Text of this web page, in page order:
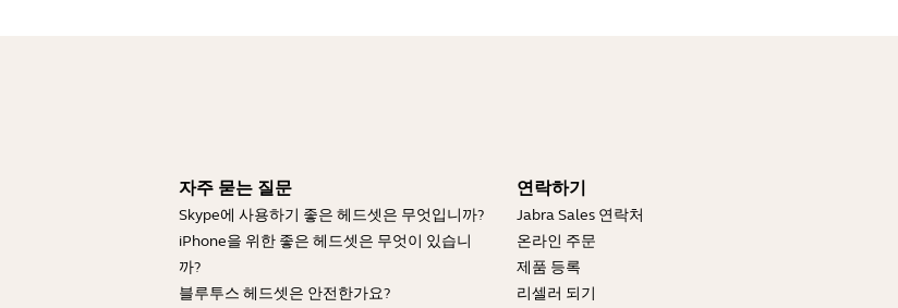
자주 묻는 질문
Skype에 사용하기 좋은 헤드셋은 무엇입니까?
iPhone을 위한 좋은 헤드셋은 무엇이 있습니
까?
블루투스 헤드셋은 안전한가요?
연락하기
Jabra Sales 연락처
온라인 주문
제품 등록
리셀러 되기